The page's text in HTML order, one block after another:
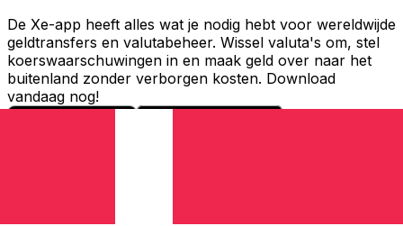
De Xe-app heeft alles wat je nodig hebt voor wereldwijde
geldtransfers en valutabeheer. Wissel valuta's om, stel
koerswaarschuwingen in en maak geld over naar het
buitenland zonder verborgen kosten. Download
vandaag nog!